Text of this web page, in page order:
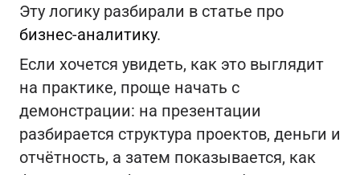
Эту логику разбирали в статье про
бизнес-аналитику.
Если хочется увидеть, как это выглядит
на практике, проще начать с
демонстрации: на презентации
разбирается структура проектов, деньги и
отчётность, а затем показывается, как